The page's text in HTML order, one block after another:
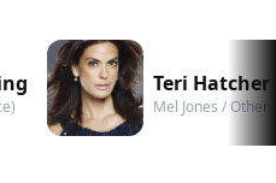
Teri Hatcher
Mel Jones /